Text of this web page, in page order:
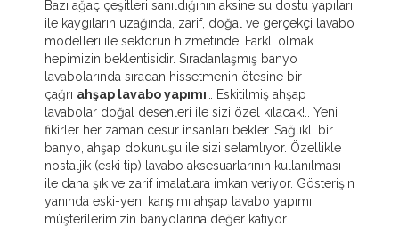
Bazı ağaç çeşitleri sanıldığının aksine su dostu yapıları
ile kaygıların uzağında, zarif, doğal ve gerçekçi lavabo
modelleri ile sektörün hizmetinde. Farklı olmak
hepimizin beklentisidir. Sıradanlaşmış banyo
lavabolarında sıradan hissetmenin ötesine bir
çağrı ahşap lavabo yapımı … Eskitilmiş ahşap
lavabolar doğal desenleri ile sizi özel kılacak!.. Yeni
fikirler her zaman cesur insanları bekler. Sağlıklı bir
banyo, ahşap dokunuşu ile sizi selamlıyor. Özellikle
nostaljik (eski tip) lavabo aksesuarlarının kullanılması
ile daha şık ve zarif imalatlara imkan veriyor. Gösterişin
yanında eski-yeni karışımı ahşap lavabo yapımı
müşterilerimizin banyolarına değer katıyor.